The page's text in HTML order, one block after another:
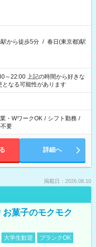
から徒歩5分 / 春日(東京都)駅
間から好きな
なる可能性があります
・WワークOK / シフト勤務 /
要
詳細へ
掲載日：2026.08.10
お菓子のモクモク
大学生歓迎
ブランクOK